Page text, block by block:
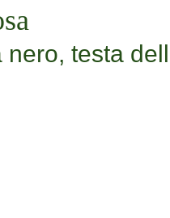
testa